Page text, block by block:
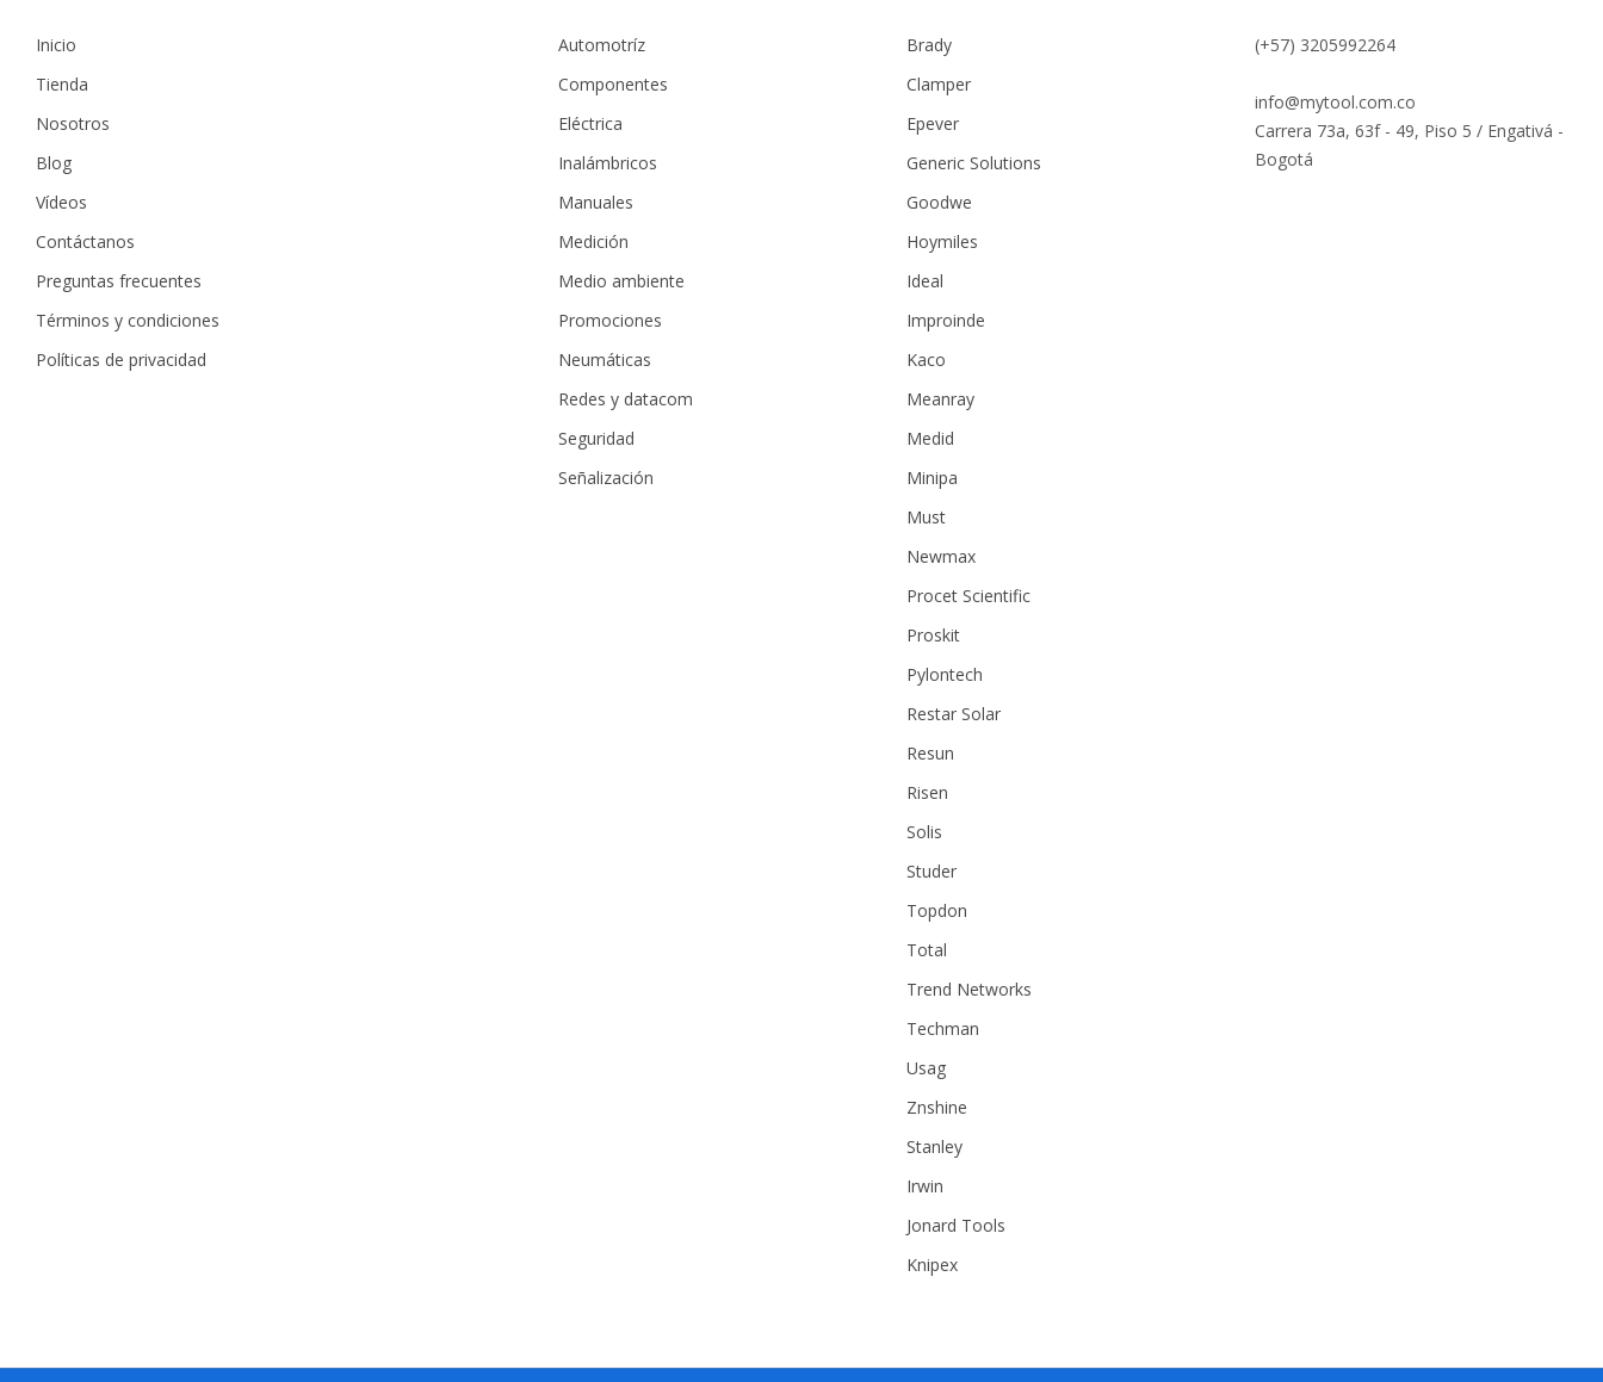
Inicio
Tienda
Nosotros
Blog
Vídeos
Contáctanos
Preguntas frecuentes
Términos y condiciones
Políticas de privacidad
Automotríz
Componentes
Eléctrica
Inalámbricos
Manuales
Medición
Medio ambiente
Promociones
Neumáticas
Redes y datacom
Seguridad
Señalización
Brady
Clamper
Epever
Generic Solutions
Goodwe
Hoymiles
Ideal
Improinde
Kaco
Meanray
Medid
Minipa
Must
Newmax
Procet Scientific
Proskit
Pylontech
Restar Solar
Resun
Risen
Solis
Studer
Topdon
Total
Trend Networks
Techman
Usag
Znshine
Stanley
Irwin
Jonard Tools
Knipex
(+57) 3205992264
info@mytool.com.co
Carrera 73a, 63f - 49, Piso 5 / Engativá -
Bogotá